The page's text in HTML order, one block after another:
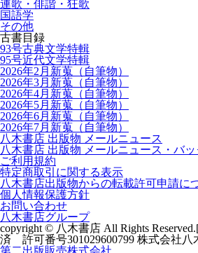
連歌・俳諧・狂歌
国語学
その他
古書目録
93号古典文学特輯
95号近代文学特輯
2026年2月新蒐（自筆物）
2026年3月新蒐（自筆物）
2026年4月新蒐（自筆物）
2026年5月新蒐（自筆物）
2026年6月新蒐（自筆物）
2026年7月新蒐（自筆物）
八木書店 出版物 メールニュース
八木書店 出版物 メールニュース・バ
ご利用規約
特定商取引に関する表示
八木書店出版物からの転載許可申請に
個人情報保護方針
お問い合わせ
八木書店グループ
copyright © 八木書店 All Rights Reserved.
済 許可番号301029600799 株式会社八
第二出版販売株式会社